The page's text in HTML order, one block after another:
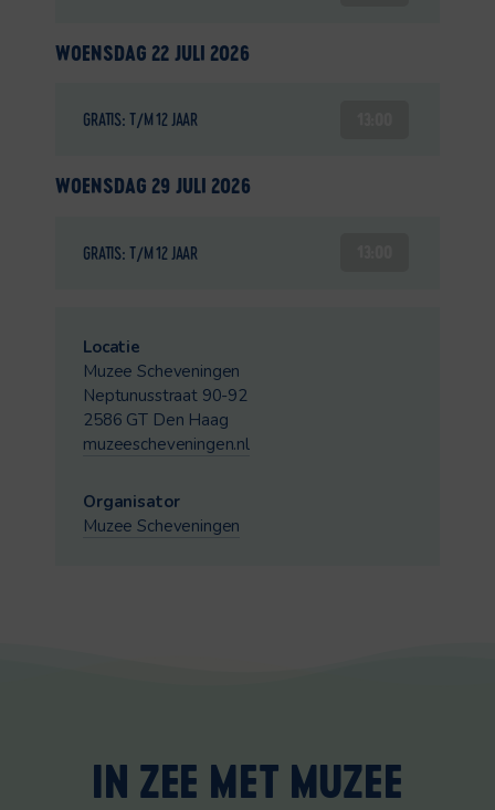
WOENSDAG 22 JULI 2026
GRATIS: T/M 12 JAAR
WOENSDAG 29 JULI 2026
GRATIS: T/M 12 JAAR
Locatie
Muzee Scheveningen
Neptunusstraat 90-92
2586 GT Den Haag
muzeescheveningen.nl
Organisator
Muzee Scheveningen
IN ZEE MET MUZEE